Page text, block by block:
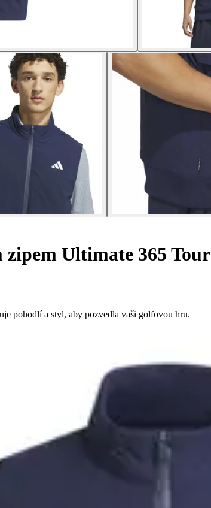
zipem Ultimate 365 Tour
pohodlí a styl, aby pozvedla vaši golfovou hru.